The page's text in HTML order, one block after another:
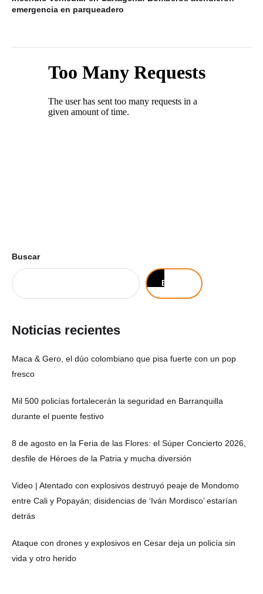
emergencia en parqueadero
Buscar
Buscar
Noticias recientes
Maca & Gero, el dúo colombiano que pisa fuerte con un pop
fresco
Mil 500 policías fortalecerán la seguridad en Barranquilla
durante el puente festivo
8 de agosto en la Feria de las Flores: el Súper Concierto 2026,
desfile de Héroes de la Patria y mucha diversión
Video | Atentado con explosivos destruyó peaje de Mondomo
entre Cali y Popayán; disidencias de ‘Iván Mordisco’ estarían
detrás
Ataque con drones y explosivos en Cesar deja un policía sin
vida y otro herido